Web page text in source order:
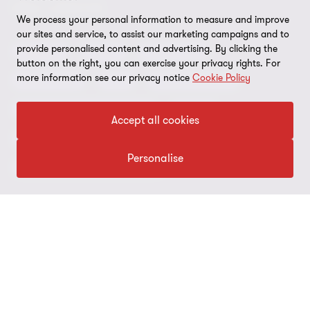
Nyhetsbrev
Nyheter och tips
Event
Karriär
Press
Logga in Flow
Information om kakor
Inställningar för kakor
Revision Skatt Rådgivning
Redovisning Lön Ekonomitjänster
We process your personal information to measure and improve
our sites and service, to assist our marketing campaigns and to
provide personalised content and advertising. By clicking the
button on the right, you can exercise your privacy rights. For
more information see our privacy notice Cookie Policy
Accept all cookies
Personalise